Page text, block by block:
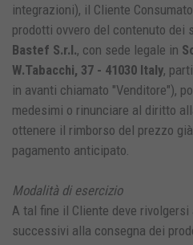
integrazioni), il Cliente
prodotti ovvero del contenuto dei
Bastef S.r.l., con sede legale in
W.Tabacchi, 37 - 41030 Italy,
in avanti chiamato "Venditore"),
medesimi o rinunciare al diritto
ottenere il rimborso del prezzo
pagamento anticipato.
Modalità di esercizio
A tal fine il Cliente deve
successivi alla consegna dei